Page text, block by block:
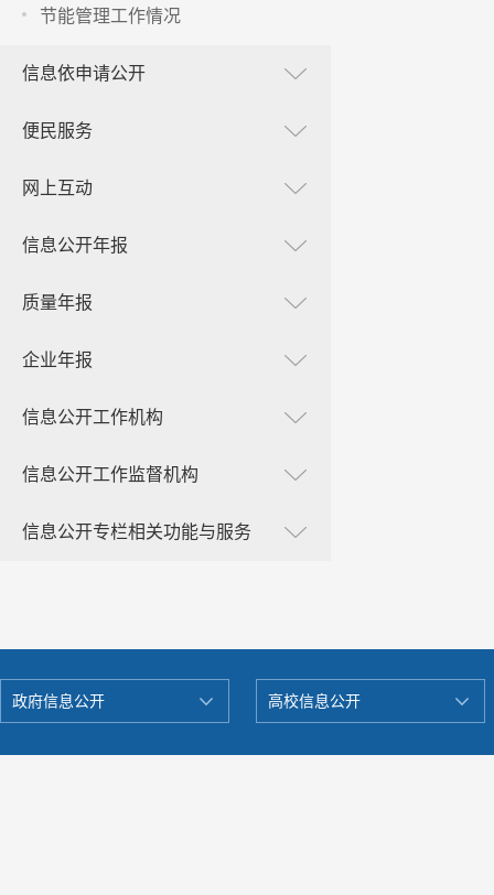
节能管理工作情况
信息依申请公开
便民服务
网上互动
信息公开年报
质量年报
企业年报
信息公开工作机构
信息公开工作监督机构
信息公开专栏相关功能与服务
政府信息公开 高校信息公开